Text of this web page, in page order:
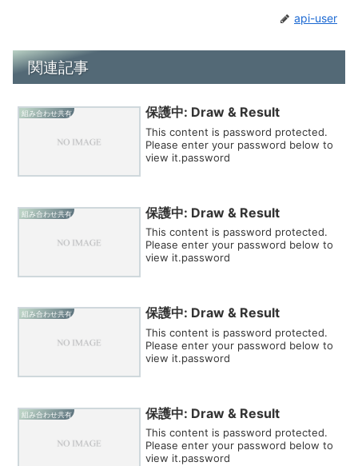
api-user
関連記事
組み合わせ共有 保護中: Draw & Result
This content is password protected.
Please enter your password below to
view it.password
組み合わせ共有 保護中: Draw & Result
This content is password protected.
Please enter your password below to
view it.password
組み合わせ共有 保護中: Draw & Result
This content is password protected.
Please enter your password below to
view it.password
組み合わせ共有 保護中: Draw & Result
This content is password protected.
Please enter your password below to
view it.password